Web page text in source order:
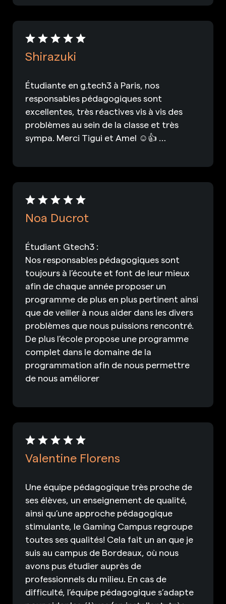
Shirazuki
Étudiante en g.tech3 à Paris, nos
responsables pédagogiques sont
excellentes, très réactives vis à vis des
problèmes au sein de la classe et très
sympa. Merci Tigui et Amel ☺️👍 …
Noa Ducrot
Étudiant Gtech3 :
Nos responsables pédagogiques sont
toujours à l’écoute et font de leur mieux
afin de chaque année proposer un
programme de plus en plus pertinent ainsi
que de veiller à nous aider dans les divers
problèmes que nous puissions rencontré.
De plus l’école propose une programme
complet dans le domaine de la
programmation afin de nous permettre
de nous améliorer
Valentine Florens
Une équipe pédagogique très proche de
ses élèves, un enseignement de qualité,
ainsi qu’une approche pédagogique
stimulante, le Gaming Campus regroupe
toutes ses qualités! Cela fait un an que je
suis au campus de Bordeaux, où nous
avons pus étudier auprès de
professionnels du milieu. En cas de
difficulté, l’équipe pédagogique s’adapte